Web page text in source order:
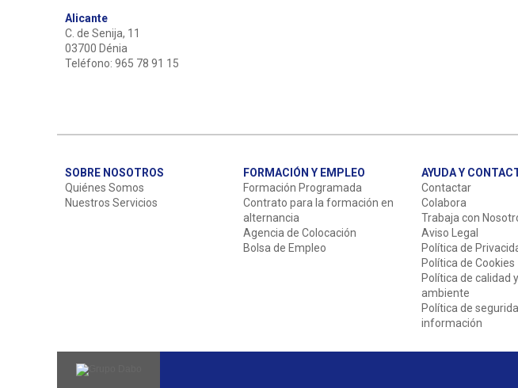
Alicante
C. de Senija, 11
03700 Dénia
Teléfono: 965 78 91 15
SOBRE NOSOTROS
Quiénes Somos
Nuestros Servicios
FORMACIÓN Y EMPLEO
Formación Programada
Contrato para la formación en
alternancia
Agencia de Colocación
Bolsa de Empleo
AYUDA Y
Contactar
Colabora
Trabaja con
Aviso Legal
Política de
Política de Cookies
Política de calidad
ambiente
Política de
información